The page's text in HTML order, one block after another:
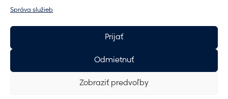
Správa služieb
Prijať
Odmietnuť
Zobraziť predvoľby
áFAQ